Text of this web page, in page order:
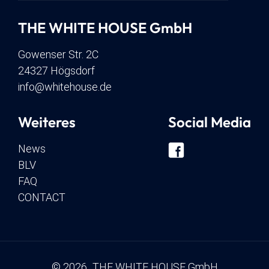
THE WHITE HOUSE GmbH
Gowenser Str. 2C
24327 Högsdorf
info@whitehouse.de
Weiteres
News
BLV
FAQ
CONTACT
Social Media